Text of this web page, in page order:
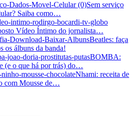
Sem serviço
Saiba como…
Vídeo Íntimo do jornalista…
Beatles: faça
os álbuns da banda!
BOMBA:
(e o que há por trás) do…
Nhami: receita de
com Mousse de…